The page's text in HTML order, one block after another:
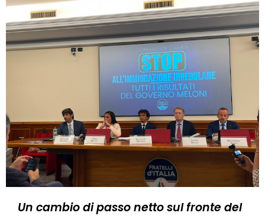
Un cambio di passo netto sul fronte del